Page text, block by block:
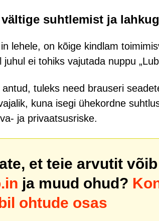
suhtlemist ja
lehele, on kõige kindlam
ei tohiks vajutada nuppu
tuleks need brauseri
kuna isegi ühekordne
ja privaatsusriske.
et teie arvutit
ja muud ohud?
ohtude osas